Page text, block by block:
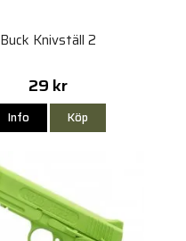
Buck Knivställ 2
29 kr
Info Köp